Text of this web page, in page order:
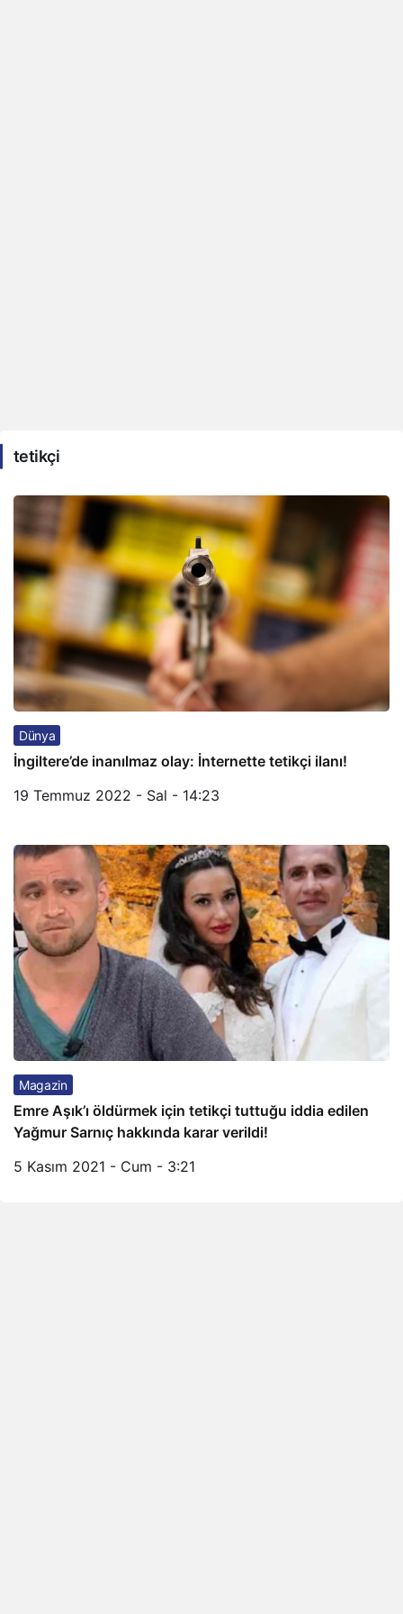
tetikçi
Dünya
İngiltere’de inanılmaz olay: İnternette tetikçi ilanı!
19 Temmuz 2022 - Sal - 14:23
Magazin
Emre Aşık’ı öldürmek için tetikçi tuttuğu iddia edilen
Yağmur Sarnıç hakkında karar verildi!
5 Kasım 2021 - Cum - 3:21